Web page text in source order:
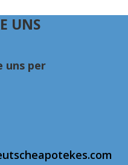
UNS
uns per